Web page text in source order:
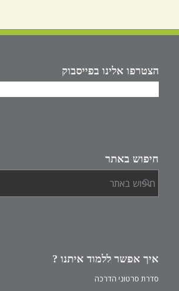
הצטרפו אלינו בפייסבוק
חיפוש באתר
איך אפשר ללמוד איתנו ?
סדרת סרטוני הדרכה